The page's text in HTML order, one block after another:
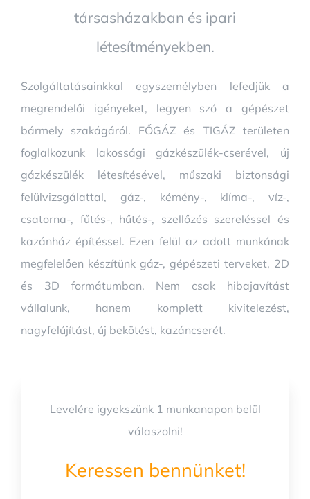
társasházakban és ipari
létesítményekben.
Szolgáltatásainkkal egyszemélyben lefedjük a
megrendelői igényeket, legyen szó a gépészet
bármely szakágáról. FŐGÁZ és TIGÁZ területen
foglalkozunk lakossági gázkészülék-cserével, új
gázkészülék létesítésével, műszaki biztonsági
felülvizsgálattal, gáz-, kémény-, klíma-, víz-,
csatorna-, fűtés-, hűtés-, szellőzés szereléssel és
kazánház építéssel. Ezen felül az adott munkának
megfelelően készítünk gáz-, gépészeti terveket, 2D
és 3D formátumban. Nem csak hibajavítást
vállalunk, hanem komplett kivitelezést,
nagyfelújítást, új bekötést, kazáncserét.
Levelére igyekszünk 1 munkanapon belül
válaszolni!
Keressen bennünket!